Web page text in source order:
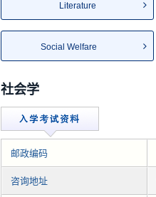
Literature
Social Welfare
社会学
邮政编码
咨询地址